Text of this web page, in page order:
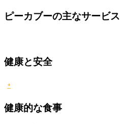
ピーカブーの主なサービス
健康と安全
+
健康的な食事